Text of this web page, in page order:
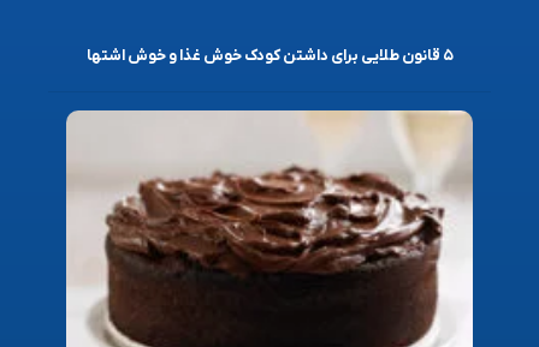
۵ قانون طلایی برای داشتن کودک خوش غذا و خوش اشتها